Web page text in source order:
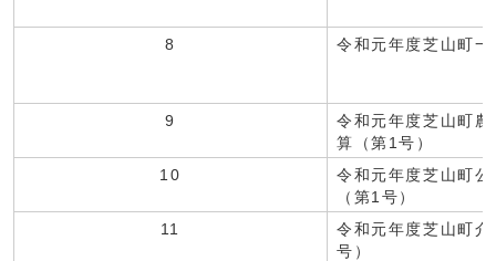
8 令和元年度芝山町
9
令和元年度芝山町
算（第1号）
10
令和元年度芝山町
（第1号）
11
令和元年度芝山町
号）